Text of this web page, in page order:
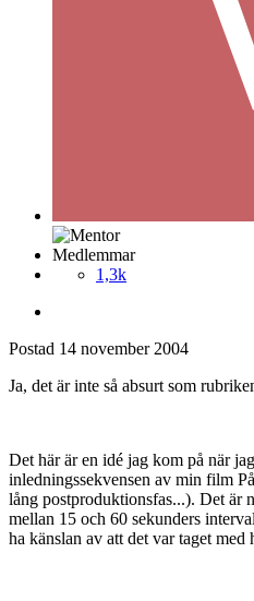
Medlemmar
1,3k
Postad 14 november 2004
Ja, det är inte så absurt som
Det här är en idé jag kom på när
inledningssekvensen av min film
lång postproduktionsfas...). Det är
mellan 15 och 60 sekunders
ha känslan av att det var taget med